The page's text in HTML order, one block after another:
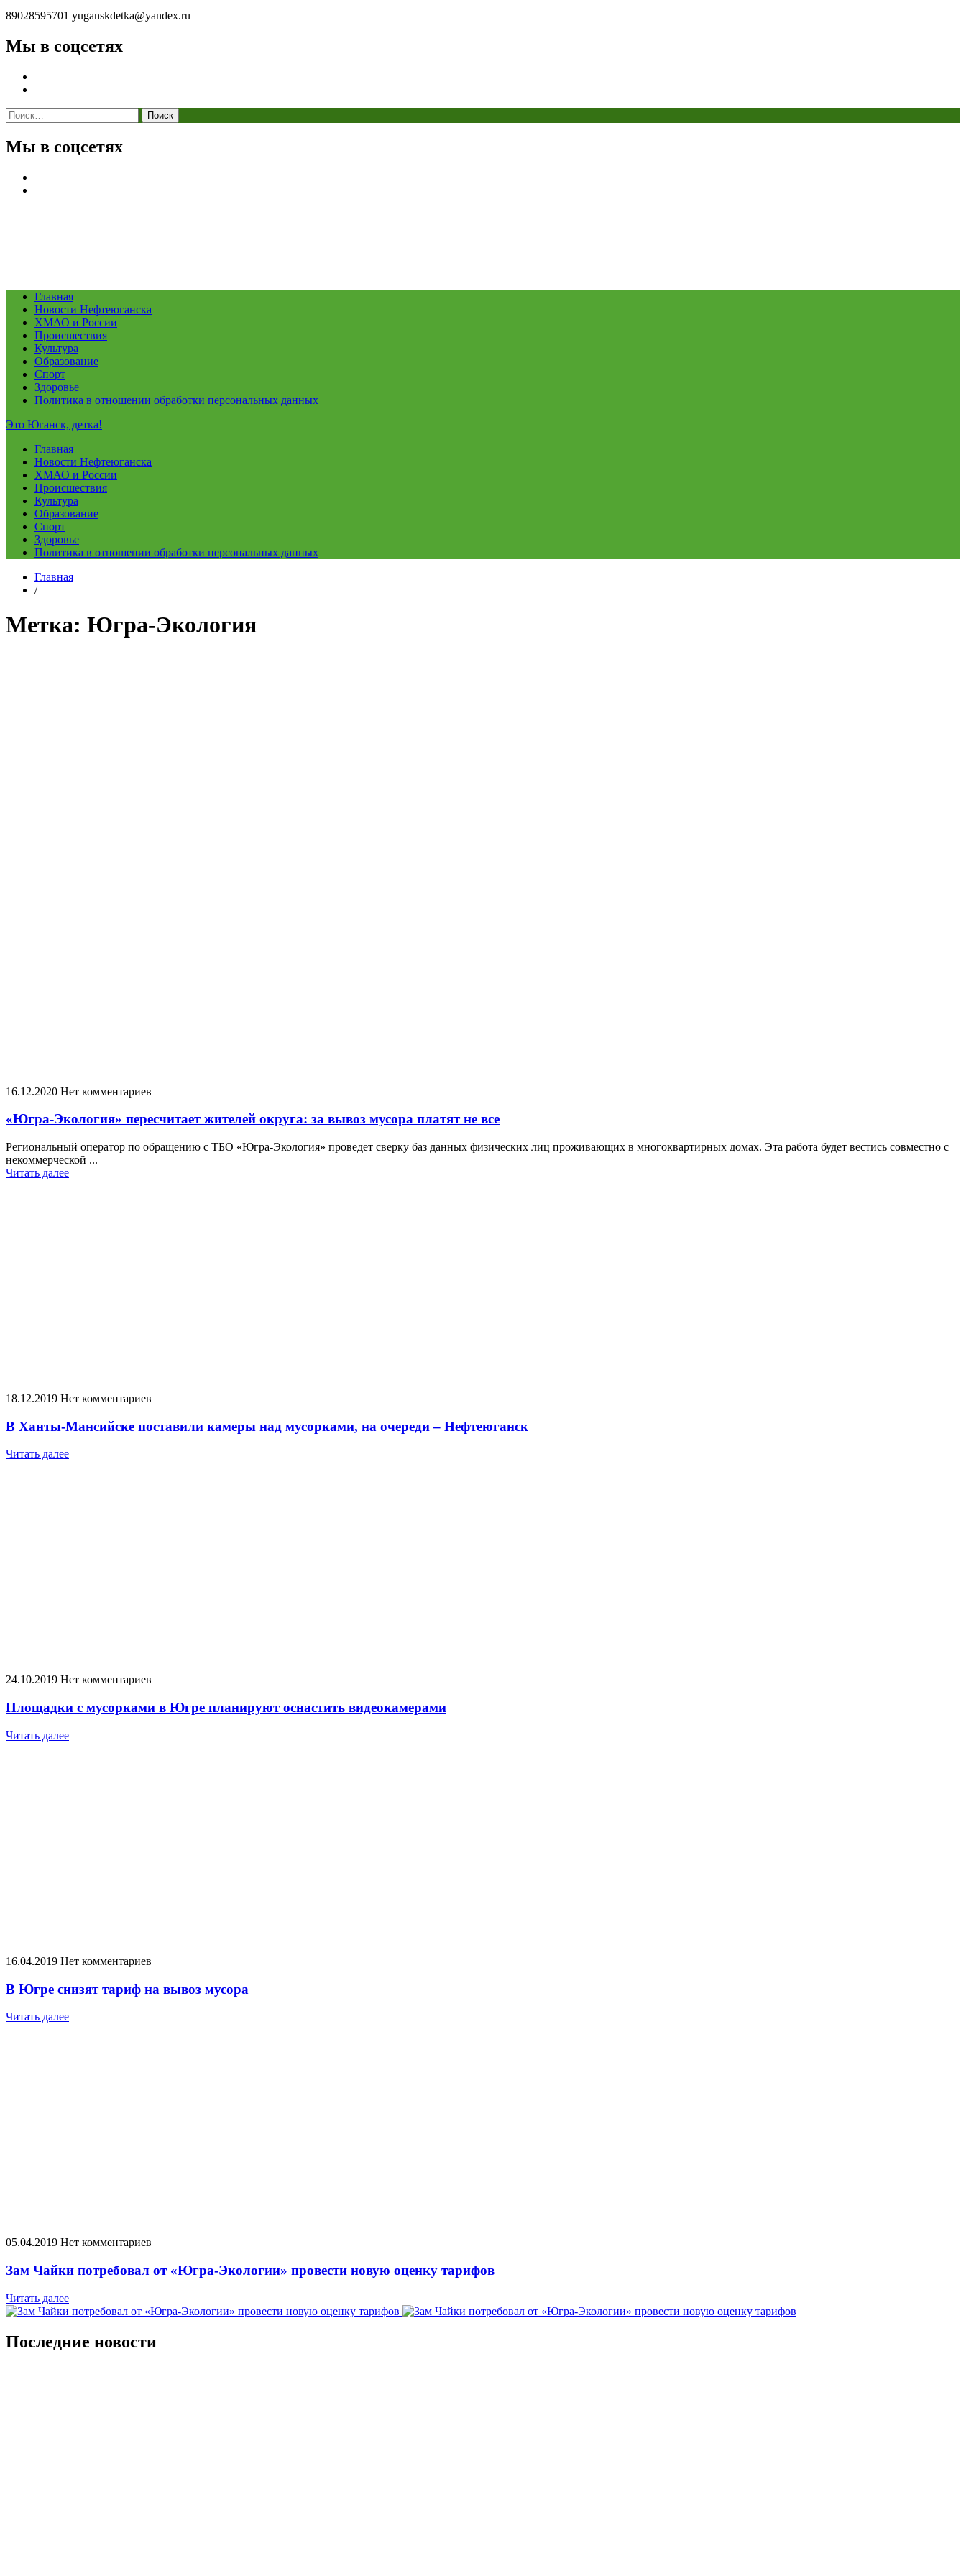
89028595701 yuganskdetka@yandex.ru
Мы в соцсетях
Найти:
Мы в соцсетях
Главная
Новости Нефтеюганска
ХМАО и России
Происшествия
Культура
Образование
Спорт
Здоровье
Политика в отношении обработки персональных данных
Это Юганск, детка!
Главная
Новости Нефтеюганска
ХМАО и России
Происшествия
Культура
Образование
Спорт
Здоровье
Политика в отношении обработки персональных данных
Главная
/
Метка: Югра-Экология
16.12.2020 Нет комментариев
«Югра-Экология» пересчитает жителей округа: за вывоз мусора платят не все
Региональный оператор по обращению с ТБО «Югра-Экология» проведет сверку баз данных физических лиц проживающих в многоквартирных домах. Эта работа будет вестись совместно с
некоммерческой ...
Читать далее
18.12.2019 Нет комментариев
В Ханты-Мансийске поставили камеры над мусорками, на очереди – Нефтеюганск
Читать далее
24.10.2019 Нет комментариев
Площадки с мусорками в Югре планируют оснастить видеокамерами
Читать далее
16.04.2019 Нет комментариев
В Югре снизят тариф на вывоз мусора
Читать далее
05.04.2019 Нет комментариев
Зам Чайки потребовал от «Югра-Экологии» провести новую оценку тарифов
Читать далее
Последние новости